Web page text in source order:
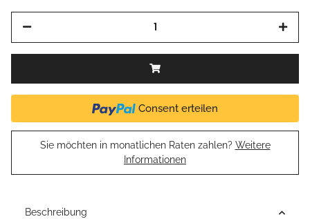
Consent erteilen
Sie möchten in monatlichen Raten zahlen? Weitere
Informationen
Beschreibung